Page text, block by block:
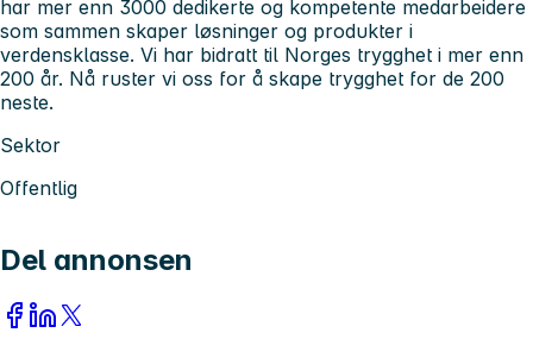
har mer enn 3000 dedikerte og kompetente medarbeidere
som sammen skaper løsninger og produkter i
verdensklasse. Vi har bidratt til Norges trygghet i mer enn
200 år. Nå ruster vi oss for å skape trygghet for de 200
neste.
Sektor
Offentlig
Del annonsen